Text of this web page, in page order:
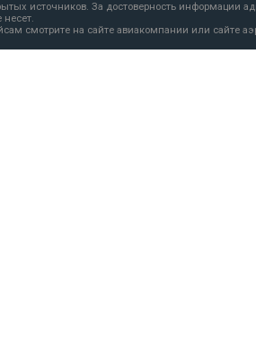
источников. За достоверность информации
несет.
смотрите на сайте авиакомпании или сайте